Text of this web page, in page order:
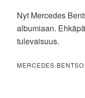
Nyt Mercedes
albumiaan.
tulevaisuus.
MERCEDES